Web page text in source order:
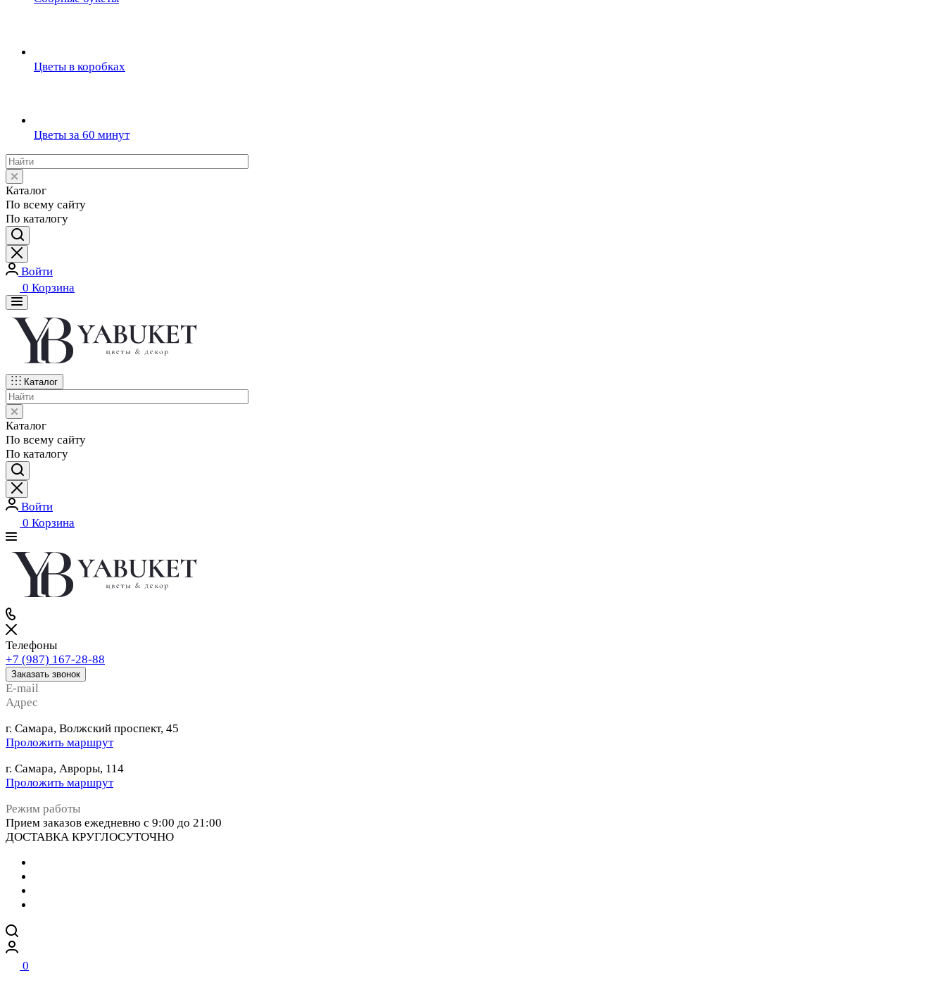
Цветы в коробках
Цветы за 60 минут
Каталог
По всему сайту
По каталогу
Войти
0 Корзина
Каталог
Каталог
По всему сайту
По каталогу
Войти
0 Корзина
Телефоны
+7 (987) 167-28-88
Заказать звонок
E-mail
Адрес
г. Самара, Волжский проспект, 45
Проложить маршрут
г. Самара, Авроры, 114
Проложить маршрут
Режим работы
Прием заказов ежедневно с 9:00 до 21:00
ДОСТАВКА КРУГЛОСУТОЧНО
0